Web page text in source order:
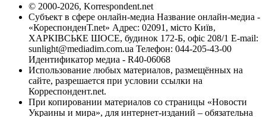
© 2000-2026, Korrespondent.net
Субъект в сфере онлайн-медиа Название онлайн-медиа -
«КореспонденТ.net» Адрес: 02091, місто Київ,
ХАРКІВСЬКЕ ШОСЕ, будинок 172-Б, офіс 208/1 E-mail:
sunlight@mediadim.com.ua Телефон: 044-205-43-00
Идентификатор медиа - R40-06068
Использование любых материалов, размещённых на
сайте, разрешается при условии ссылки на
Корреспондент.net.
При копировании материалов со страницы «Новости
Украины и мира», для интернет-изданий – обязательна